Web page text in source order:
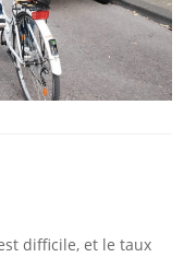
difficile, et le taux